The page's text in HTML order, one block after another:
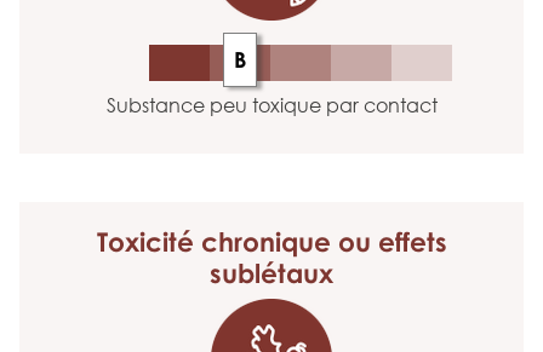
B
Substance peu toxique par contact
Toxicité chronique ou effets
sublétaux